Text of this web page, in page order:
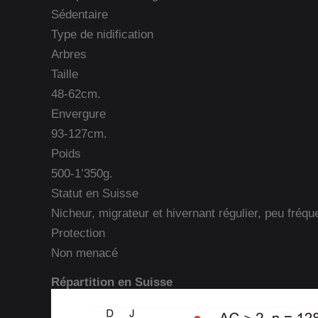
Sédentaire
Type de nidification
Arbres
Taille
48-62cm.
Envergure
93-127cm.
Poids
500-1’350g.
Statut en Suisse
Nicheur, migrateur et hivernant régulier, peu
Protection
Non menacé
Répartition en Suisse